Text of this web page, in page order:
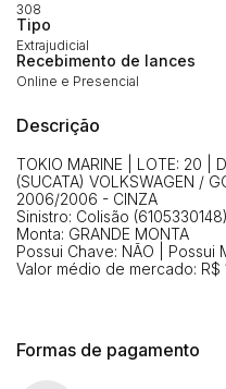
308
Tipo
Extrajudicial
Recebimento de lances
Online e Presencial
Descrição
TOKIO MARINE | LOTE: 20 |
(SUCATA) VOLKSWAGEN /
2006/2006 - CINZA
Sinistro: Colisão (6105330148)
Monta: GRANDE MONTA
Possui Chave: NÃO | Possui
Valor médio de mercado: R$
Formas de pagamento